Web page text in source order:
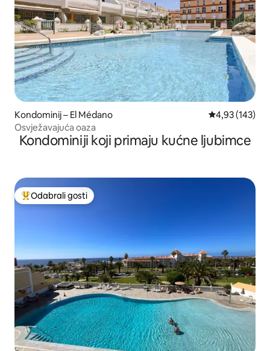
Kondominij – El Médano Prosječna
4,93 (143)
Osvježavajuća oaza
Kondominiji koji primaju kućne ljubimce
Među najviše rangiranima s oznakom „Odabrali gosti”
Odabrali gosti